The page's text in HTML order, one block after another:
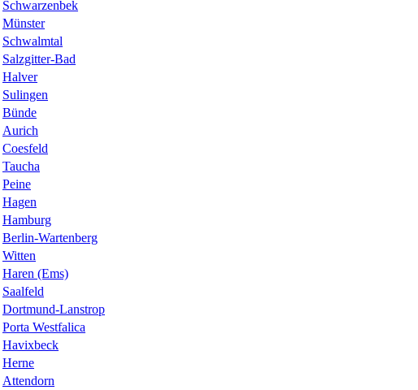
Schwarzenbek
Münster
Schwalmtal
Salzgitter-Bad
Halver
Sulingen
Bünde
Aurich
Coesfeld
Taucha
Peine
Hagen
Hamburg
Berlin-Wartenberg
Witten
Haren (Ems)
Saalfeld
Dortmund-Lanstrop
Porta Westfalica
Havixbeck
Herne
Attendorn